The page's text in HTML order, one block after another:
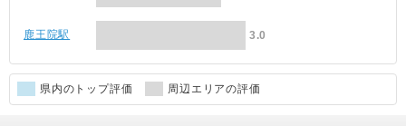
鹿王院駅 3.0
県内のトップ評価 周辺エリアの評価